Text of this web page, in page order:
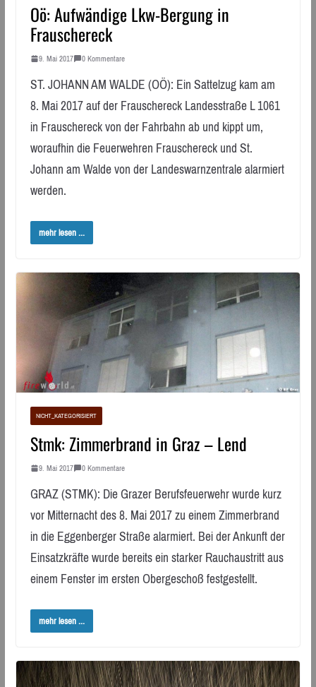
Oö: Aufwändige Lkw-Bergung in
Frauschereck
9. Mai 2017 0 Kommentare
ST. JOHANN AM WALDE (OÖ): Ein Sattelzug kam am
8. Mai 2017 auf der Frauschereck Landesstraße L 1061
in Frauschereck von der Fahrbahn ab und kippt um,
woraufhin die Feuerwehren Frauschereck und St.
Johann am Walde von der Landeswarnzentrale alarmiert
werden.
mehr lesen ...
NICHT_KATEGORISIERT
Stmk: Zimmerbrand in Graz – Lend
9. Mai 2017 0 Kommentare
GRAZ (STMK): Die Grazer Berufsfeuerwehr wurde kurz
vor Mitternacht des 8. Mai 2017 zu einem Zimmerbrand
in die Eggenberger Straße alarmiert. Bei der Ankunft der
Einsatzkräfte wurde bereits ein starker Rauchaustritt aus
einem Fenster im ersten Obergeschoß festgestellt.
mehr lesen ...